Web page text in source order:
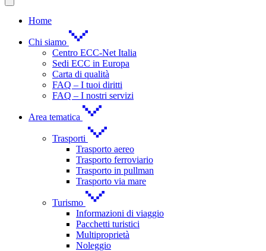
Home
Chi siamo
Centro ECC-Net Italia
Sedi ECC in Europa
Carta di qualità
FAQ – I tuoi diritti
FAQ – I nostri servizi
Area tematica
Trasporti
Trasporto aereo
Trasporto ferroviario
Trasporto in pullman
Trasporto via mare
Turismo
Informazioni di viaggio
Pacchetti turistici
Multiproprietà
Noleggio